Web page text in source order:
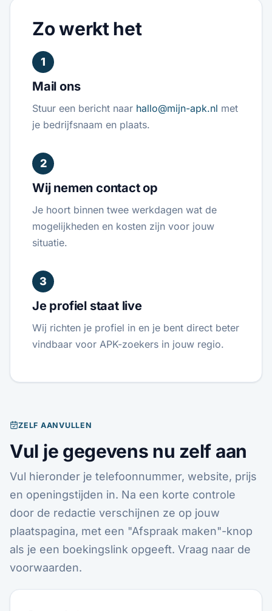
Zo werkt het
1
Mail ons
Stuur een bericht naar hallo@mijn-apk.nl met
je bedrijfsnaam en plaats.
2
Wij nemen contact op
Je hoort binnen twee werkdagen wat de
mogelijkheden en kosten zijn voor jouw
situatie.
3
Je profiel staat live
Wij richten je profiel in en je bent direct beter
vindbaar voor APK-zoekers in jouw regio.
ZELF AANVULLEN
Vul je gegevens nu zelf aan
Vul hieronder je telefoonnummer, website, prijs
en openingstijden in. Na een korte controle
door de redactie verschijnen ze op jouw
plaatspagina, met een "Afspraak maken"-knop
als je een boekingslink opgeeft. Vraag naar de
voorwaarden.